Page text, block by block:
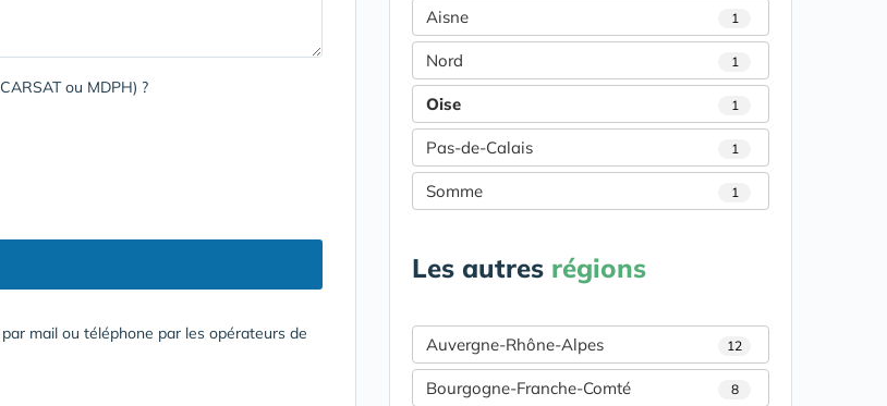
ou MDPH) ?
mail ou téléphone par les opérateurs de
Aisne 1
Nord 1
Oise 1
Pas-de-Calais 1
Somme 1
Les autres régions
Auvergne-Rhône-Alpes 12
Bourgogne-Franche-Comté 8